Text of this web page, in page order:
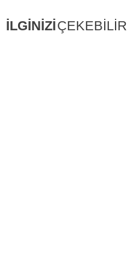
İLGİNİZİÇEKEBİLİR